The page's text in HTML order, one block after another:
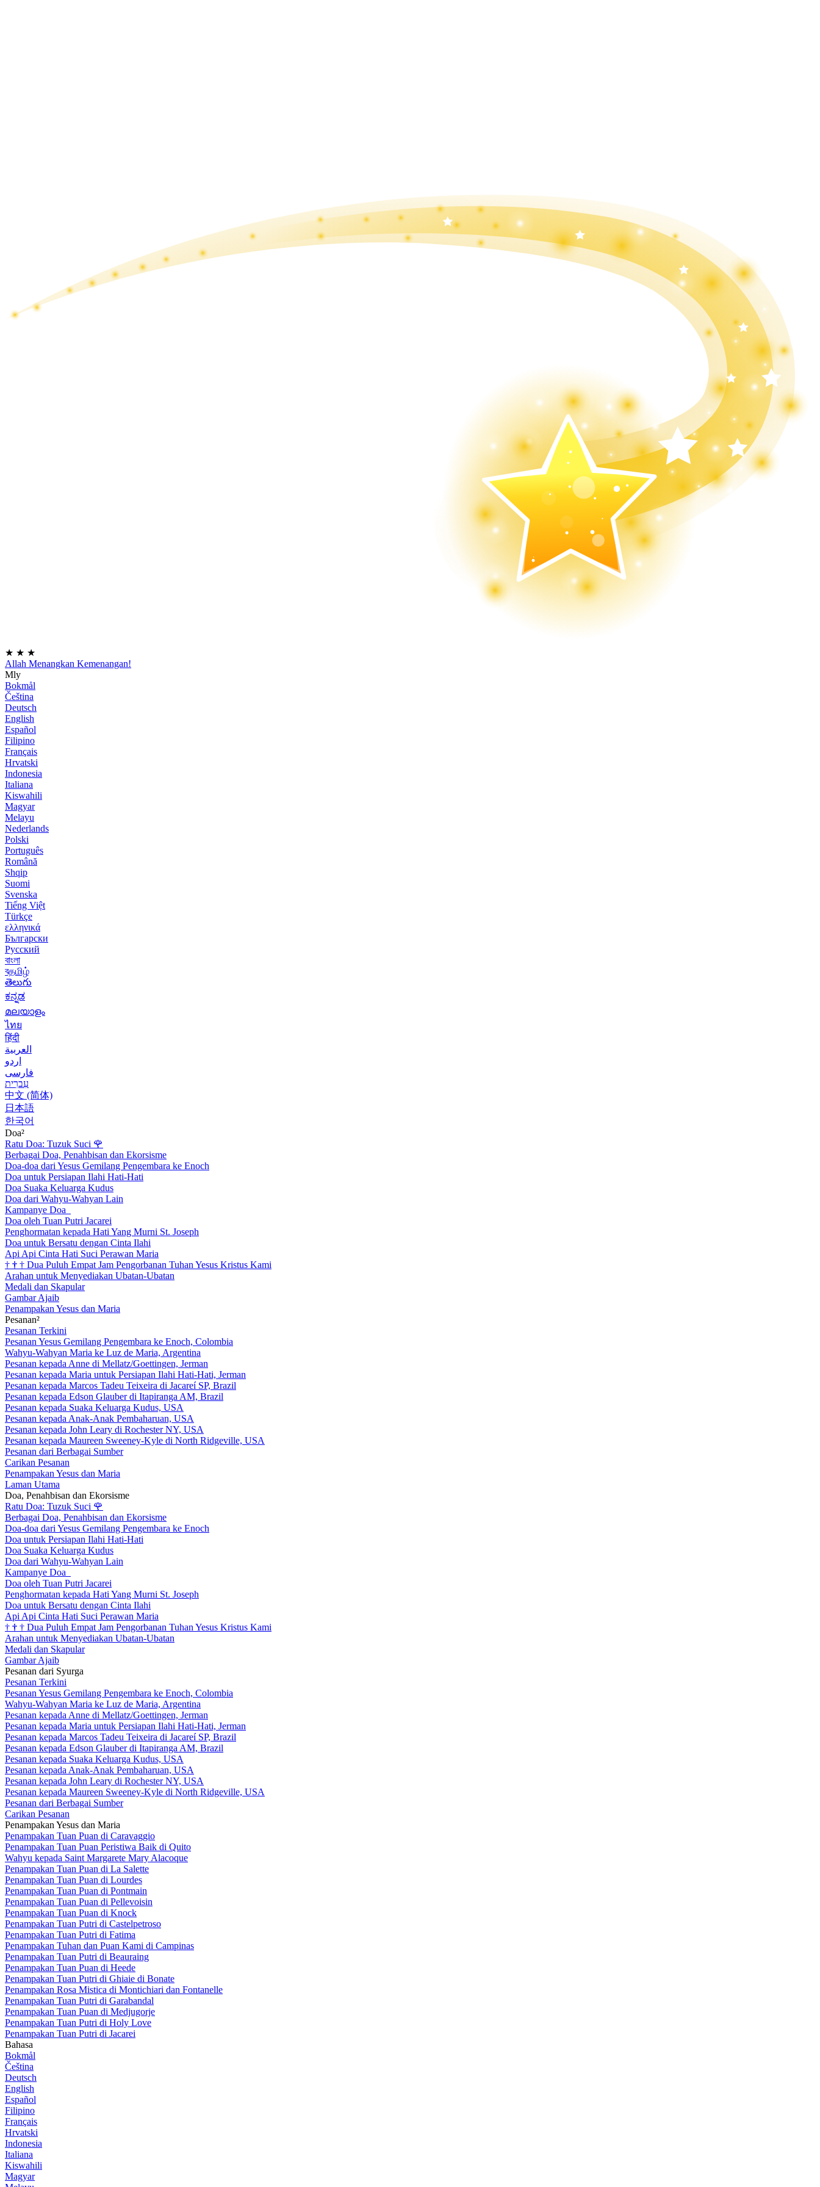
★ ★ ★
Allah Menangkan Kemenangan!
Mly
Bokmål
Čeština
Deutsch
English
Español
Filipino
Français
Hrvatski
Indonesia
Italiana
Kiswahili
Magyar
Melayu
Nederlands
Polski
Português
Română
Shqip
Suomi
Svenska
Tiếng Việt
Türkçe
ελληνικά
Български
Русский
বাংলা
বதமிழ்
తెలుగు
ಕನ್ನಡ
മലയാളം
ไทย
हिंदी
العربية
اردو
فارسی
עִברִית
中文 (简体)
日本語
한국어
Doa²
Ratu Doa: Tuzuk Suci 🌹
Berbagai Doa, Penahbisan dan Ekorsisme
Doa-doa dari Yesus Gemilang Pengembara ke Enoch
Doa untuk Persiapan Ilahi Hati-Hati
Doa Suaka Keluarga Kudus
Doa dari Wahyu-Wahyan Lain
Kampanye Doa
Doa oleh Tuan Putri Jacarei
Penghormatan kepada Hati Yang Murni St. Joseph
Doa untuk Bersatu dengan Cinta Ilahi
Api Api Cinta Hati Suci Perawan Maria
† † † Dua Puluh Empat Jam Pengorbanan Tuhan Yesus Kristus Kami
Arahan untuk Menyediakan Ubatan-Ubatan
Medali dan Skapular
Gambar Ajaib
Penampakan Yesus dan Maria
Pesanan²
Pesanan Terkini
Pesanan Yesus Gemilang Pengembara ke Enoch, Colombia
Wahyu-Wahyan Maria ke Luz de Maria, Argentina
Pesanan kepada Anne di Mellatz/Goettingen, Jerman
Pesanan kepada Maria untuk Persiapan Ilahi Hati-Hati, Jerman
Pesanan kepada Marcos Tadeu Teixeira di Jacareí SP, Brazil
Pesanan kepada Edson Glauber di Itapiranga AM, Brazil
Pesanan kepada Suaka Keluarga Kudus, USA
Pesanan kepada Anak-Anak Pembaharuan, USA
Pesanan kepada John Leary di Rochester NY, USA
Pesanan kepada Maureen Sweeney-Kyle di North Ridgeville, USA
Pesanan dari Berbagai Sumber
Carikan Pesanan
Penampakan Yesus dan Maria
Laman Utama
Doa, Penahbisan dan Ekorsisme
Ratu Doa: Tuzuk Suci 🌹
Berbagai Doa, Penahbisan dan Ekorsisme
Doa-doa dari Yesus Gemilang Pengembara ke Enoch
Doa untuk Persiapan Ilahi Hati-Hati
Doa Suaka Keluarga Kudus
Doa dari Wahyu-Wahyan Lain
Kampanye Doa
Doa oleh Tuan Putri Jacarei
Penghormatan kepada Hati Yang Murni St. Joseph
Doa untuk Bersatu dengan Cinta Ilahi
Api Api Cinta Hati Suci Perawan Maria
† † † Dua Puluh Empat Jam Pengorbanan Tuhan Yesus Kristus Kami
Arahan untuk Menyediakan Ubatan-Ubatan
Medali dan Skapular
Gambar Ajaib
Pesanan dari Syurga
Pesanan Terkini
Pesanan Yesus Gemilang Pengembara ke Enoch, Colombia
Wahyu-Wahyan Maria ke Luz de Maria, Argentina
Pesanan kepada Anne di Mellatz/Goettingen, Jerman
Pesanan kepada Maria untuk Persiapan Ilahi Hati-Hati, Jerman
Pesanan kepada Marcos Tadeu Teixeira di Jacareí SP, Brazil
Pesanan kepada Edson Glauber di Itapiranga AM, Brazil
Pesanan kepada Suaka Keluarga Kudus, USA
Pesanan kepada Anak-Anak Pembaharuan, USA
Pesanan kepada John Leary di Rochester NY, USA
Pesanan kepada Maureen Sweeney-Kyle di North Ridgeville, USA
Pesanan dari Berbagai Sumber
Carikan Pesanan
Penampakan Yesus dan Maria
Penampakan Tuan Puan di Caravaggio
Penampakan Tuan Puan Peristiwa Baik di Quito
Wahyu kepada Saint Margarete Mary Alacoque
Penampakan Tuan Puan di La Salette
Penampakan Tuan Puan di Lourdes
Penampakan Tuan Puan di Pontmain
Penampakan Tuan Puan di Pellevoisin
Penampakan Tuan Puan di Knock
Penampakan Tuan Putri di Castelpetroso
Penampakan Tuan Putri di Fatima
Penampakan Tuhan dan Puan Kami di Campinas
Penampakan Tuan Putri di Beauraing
Penampakan Tuan Puan di Heede
Penampakan Tuan Putri di Ghiaie di Bonate
Penampakan Rosa Mistica di Montichiari dan Fontanelle
Penampakan Tuan Putri di Garabandal
Penampakan Tuan Puan di Medjugorje
Penampakan Tuan Putri di Holy Love
Penampakan Tuan Putri di Jacarei
Bahasa
Bokmål
Čeština
Deutsch
English
Español
Filipino
Français
Hrvatski
Indonesia
Italiana
Kiswahili
Magyar